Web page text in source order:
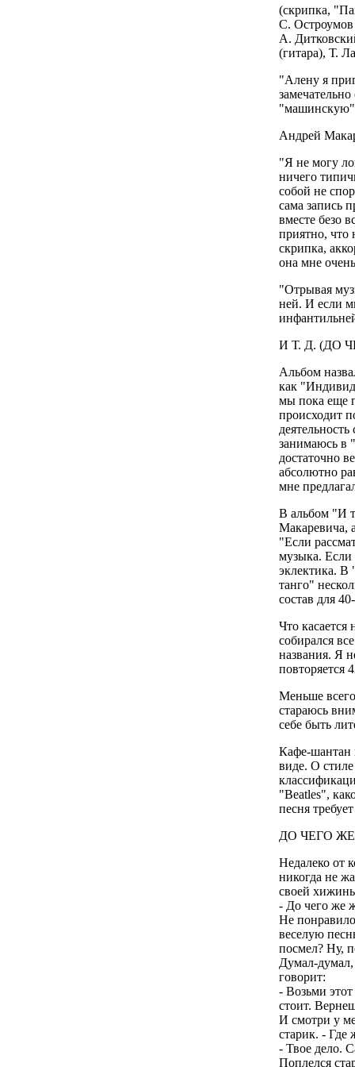
(скрипка,
С. Остроумов
А.
(гитара), Т.
"Алену я
"машинскую"
Андрей
"Я не могу
ничего
собой не
сама запись
вместе безо
приятно, что
скрипка,
она мне
"Отрывая
ней. И если
И Т. Д. (ДО
Альбом
как
мы пока еще
происходит
занимаюсь в
достаточно
абсолютно
мне
В альбом "И
Макаревича,
"Если
музыка. Если
эклектика. В
танго"
состав для
Что
собирался
названия. Я
повторяется
Меньше
стараюсь
себе быть
Кафе-шантан
виде. О
"Beatles",
песня
ДО ЧЕГО ЖЕ
Недалеко от
никогда не
своей
- До чего же
Не
веселую
посмел? Ну,
Думал-думал,
говорит:
- Возьми
стоит.
И смотри у
старик. - Где
- Твое дело.
Поплелся